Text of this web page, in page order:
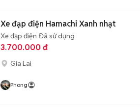
Xe đạp điện Hamachi Xanh nhạt
Xe đạp điện Đã sử dụng
3.700.000 đ
Gia Lai
Phong